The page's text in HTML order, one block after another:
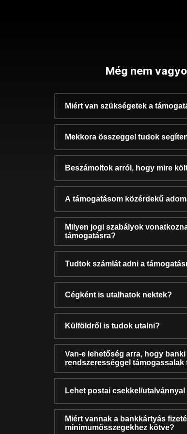
Még nem
Miért van szükségetek a
Mekkora összeggel tudok
Beszámoltok arról, hogy mire
A támogatásom közérdekű
Milyen jogi szabályok
támogatásra?
Tudtok számlát adni a
Cégként is utalhatok nektek?
Külföldről is tudok utalni?
Van-e lehetőség arra, hogy
rendszerességgel támogassalak
Lehet postai csekkel/
Miért vannak a bankkártyás
minimumösszegekhez kötve?